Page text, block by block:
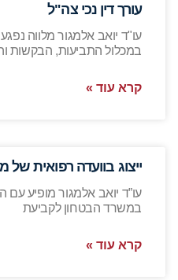
עורך דין נכי צה"ל
עו"ד יואב אלמגור מלווה
במכלול התביעות, הבקשות
קרא עוד »
ייצוג בוועדה רפואית של
עו”ד יואב אלמגור מופיע עם
במשרד הבטחון לקביעת
קרא עוד »